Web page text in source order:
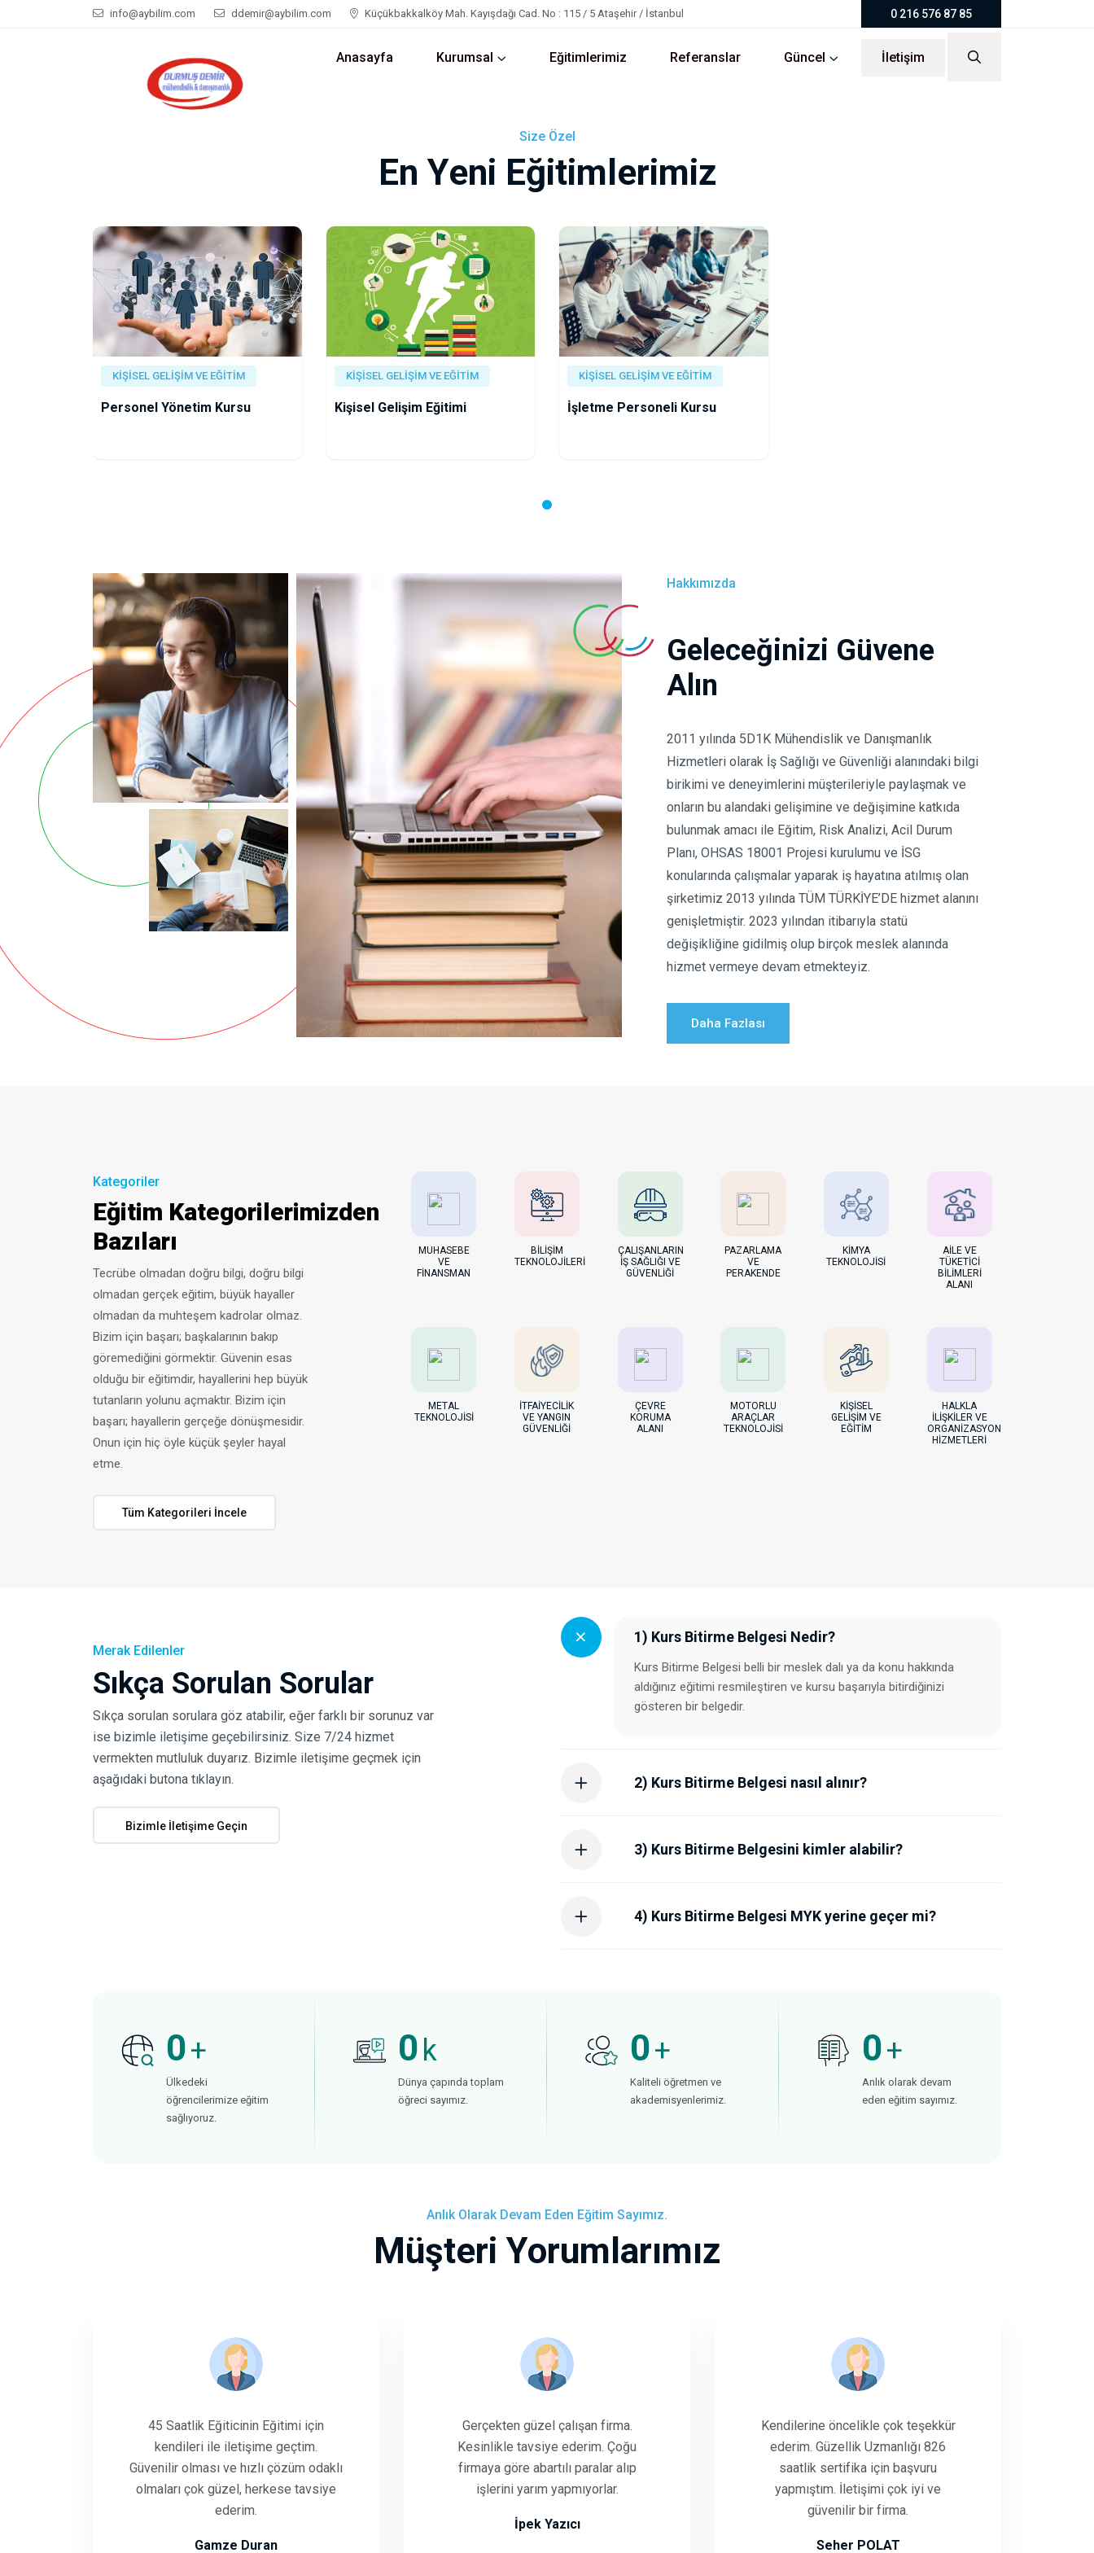
info@aybilim.com ddemir@aybilim.com Küçükbakkalköy Mah. Kayışdağı Cad. No : 115 / 5 Ataşehir / İstanbul 0 216 576 87 85
Anasayfa Kurumsal Eğitimlerimiz Referanslar Güncel İletişim
Size Özel
En Yeni Eğitimlerimiz
KİŞİSEL GELİŞİM VE EĞİTİM
Personel Yönetim Kursu
KİŞİSEL GELİŞİM VE EĞİTİM
Kişisel Gelişim Eğitimi
KİŞİSEL GELİŞİM VE EĞİTİM
İşletme Personeli Kursu
Hakkımızda
Geleceğinizi Güvene
Alın
2011 yılında 5D1K Mühendislik ve Danışmanlık
Hizmetleri olarak İş Sağlığı ve Güvenliği alanındaki bilgi
birikimi ve deneyimlerini müşterileriyle paylaşmak ve
onların bu alandaki gelişimine ve değişimine katkıda
bulunmak amacı ile Eğitim, Risk Analizi, Acil Durum
Planı, OHSAS 18001 Projesi kurulumu ve İSG
konularında çalışmalar yaparak iş hayatına atılmış olan
şirketimiz 2013 yılında TÜM TÜRKİYE’DE hizmet alanını
genişletmiştir. 2023 yılından itibarıyla statü
değişikliğine gidilmiş olup birçok meslek alanında
hizmet vermeye devam etmekteyiz.
Daha Fazlası
Kategoriler
Eğitim Kategorilerimizden
Bazıları
Tecrübe olmadan doğru bilgi, doğru bilgi
olmadan gerçek eğitim, büyük hayaller
olmadan da muhteşem kadrolar olmaz.
Bizim için başarı; başkalarının bakıp
göremediğini görmektir. Güvenin esas
olduğu bir eğitimdir, hayallerini hep büyük
tutanların yolunu açmaktır. Bizim için
başarı; hayallerin gerçeğe dönüşmesidir.
Onun için hiç öyle küçük şeyler hayal
etme.
Tüm Kategorileri İncele
MUHASEBE
VE
FİNANSMAN
BİLİŞİM
TEKNOLOJİLERİ
ÇALIŞANLARIN
İŞ SAĞLIĞI VE
GÜVENLİĞİ
PAZARLAMA
VE
PERAKENDE
KİMYA
TEKNOLOJİSİ
AİLE VE
TÜKETİCİ
BİLİMLERİ
ALANI
METAL
TEKNOLOJİSİ
İTFAİYECİLİK
VE YANGIN
GÜVENLİĞİ
ÇEVRE
KORUMA
ALANI
MOTORLU
ARAÇLAR
TEKNOLOJİSİ
KİŞİSEL
GELİŞİM VE
EĞİTİM
HALKLA
İLİŞKİLER VE
ORGANİZASYON
HİZMETLERİ
Merak Edilenler
Sıkça Sorulan Sorular
Sıkça sorulan sorulara göz atabilir, eğer farklı bir sorunuz var
ise bizimle iletişime geçebilirsiniz. Size 7/24 hizmet
vermekten mutluluk duyarız. Bizimle iletişime geçmek için
aşağıdaki butona tıklayın.
Bizimle İletişime Geçin
1) Kurs Bitirme Belgesi Nedir?
Kurs Bitirme Belgesi belli bir meslek dalı ya da konu hakkında
aldığınız eğitimi resmileştiren ve kursu başarıyla bitirdiğinizi
gösteren bir belgedir.
2) Kurs Bitirme Belgesi nasıl alınır?
3) Kurs Bitirme Belgesini kimler alabilir?
4) Kurs Bitirme Belgesi MYK yerine geçer mi?
0+
Ülkedeki
öğrencilerimize eğitim
sağlıyoruz.
0 k
Dünya çapında toplam
öğreci sayımız.
0+
Kaliteli öğretmen ve
akademisyenlerimiz.
0+
Anlık olarak devam
eden eğitim sayımız.
Anlık Olarak Devam Eden Eğitim Sayımız.
Müşteri Yorumlarımız
45 Saatlik Eğiticinin Eğitimi için
kendileri ile iletişime geçtim.
Güvenilir olması ve hızlı çözüm odaklı
olmaları çok güzel, herkese tavsiye
ederim.
Gamze Duran
Gerçekten güzel çalışan firma.
Kesinlikle tavsiye ederim. Çoğu
firmaya göre abartılı paralar alıp
işlerini yarım yapmıyorlar.
İpek Yazıcı
Kendilerine öncelikle çok teşekkür
ederim. Güzellik Uzmanlığı 826
saatlik sertifika için başvuru
yapmıştım. İletişimi çok iyi ve
güvenilir bir firma.
Seher POLAT